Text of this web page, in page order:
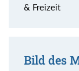
& Freizeit
Bild des